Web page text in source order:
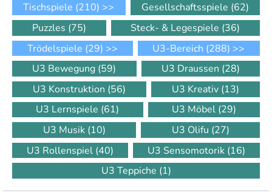
Tischspiele (210) >> Gesellschaftsspiele (62)
Puzzles (75) Steck- & Legespiele (36)
Trödelspiele (29) >> U3-Bereich (288) >>
U3 Bewegung (59) U3 Draussen (28)
U3 Konstruktion (56) U3 Kreativ (13)
U3 Lernspiele (61) U3 Möbel (29)
U3 Musik (10) U3 Olifu (27)
U3 Rollenspiel (40) U3 Sensomotorik (16)
U3 Teppiche (1)